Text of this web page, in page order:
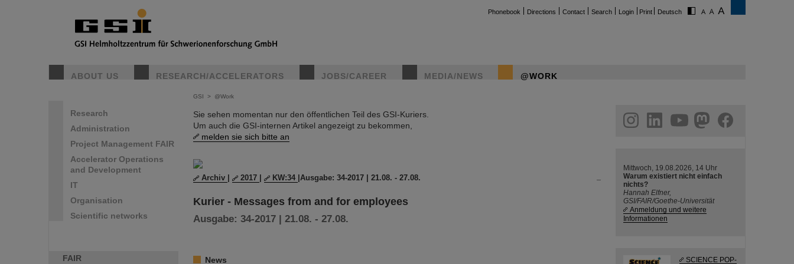
Phonebook Directions Contact Search Login Print Deutsch
ABOUT US RESEARCH/ACCELERATORS JOBS/CAREER MEDIA/NEWS @WORK
Research
Administration
Project Management FAIR
Accelerator Operations
and Development
IT
Organisation
Scientific networks
FAIR
GSI > @Work
Sie sehen momentan nur den öffentlichen Teil des GSI-Kuriers.
Um auch die GSI-internen Artikel angezeigt zu bekommen,
melden sie sich bitte an
Archiv 2017 KW:34 Ausgabe: 34-2017 | 21.08. - 27.08.
Kurier - Messages from and for employees
Ausgabe: 34-2017 | 21.08. - 27.08.
News
helmholtz.social
facebook
Mittwoch, 19.08.2026, 14 Uhr
Warum existiert nicht einfach
nichts?
Hannah Elfner,
GSI/FAIR/Goethe-Universität
Anmeldung und weitere
Informationen
SCIENCE POP-